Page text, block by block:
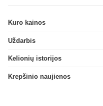
Kuro kainos
Uždarbis
Kelionių istorijos
Krepšinio naujienos